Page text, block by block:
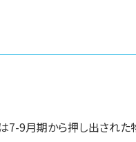
7-9月期から押し出され